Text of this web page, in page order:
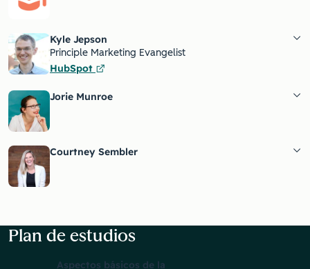
Kyle Jepson
Principle Marketing Evangelist
HubSpot
Jorie Munroe
Courtney Sembler
Plan de estudios
Aspectos básicos de la